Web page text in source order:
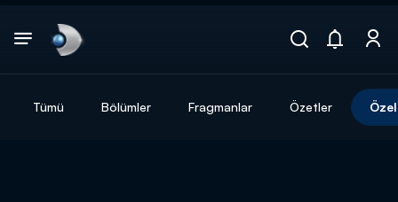
Tümü Bölümler Fragmanlar Özetler